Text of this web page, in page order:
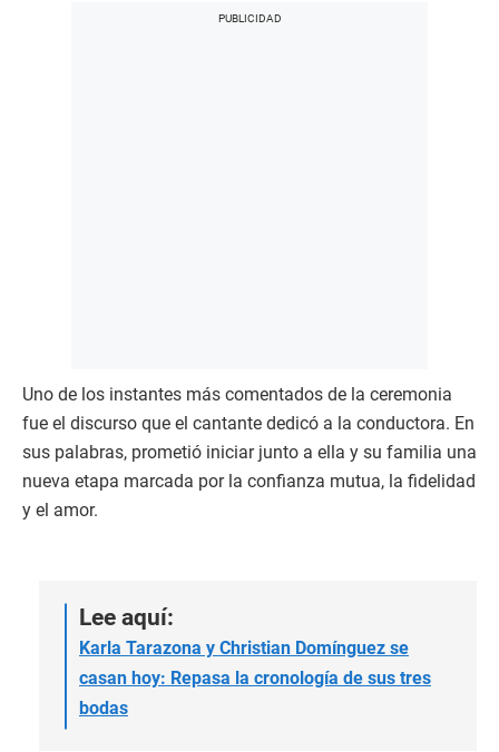
Uno de los instantes más comentados de la ceremonia
fue el discurso que el cantante dedicó a la conductora. En
sus palabras, prometió iniciar junto a ella y su familia una
nueva etapa marcada por la confianza mutua, la fidelidad
y el amor.
Lee aquí:
Karla Tarazona y Christian Domínguez se
casan hoy: Repasa la cronología de sus tres
bodas